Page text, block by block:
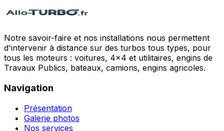
Notre savoir-faire et nos installations nous permettent
d'intervenir à distance sur des turbos tous types, pour
tous les moteurs : voitures, 4x4 et utilitaires, engins de
Travaux Publics, bateaux, camions, engins agricoles.
Navigation
Présentation
Galerie photos
Nos services